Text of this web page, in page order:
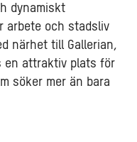
dynamiskt
arbete och stadsliv
närhet till Gallerian,
en attraktiv plats för
söker mer än bara